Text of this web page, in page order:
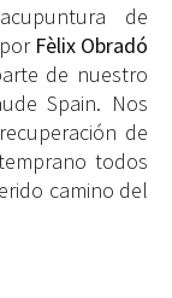
de
Fèlix Obradó
de nuestro
Spain. Nos
de
todos
camino del